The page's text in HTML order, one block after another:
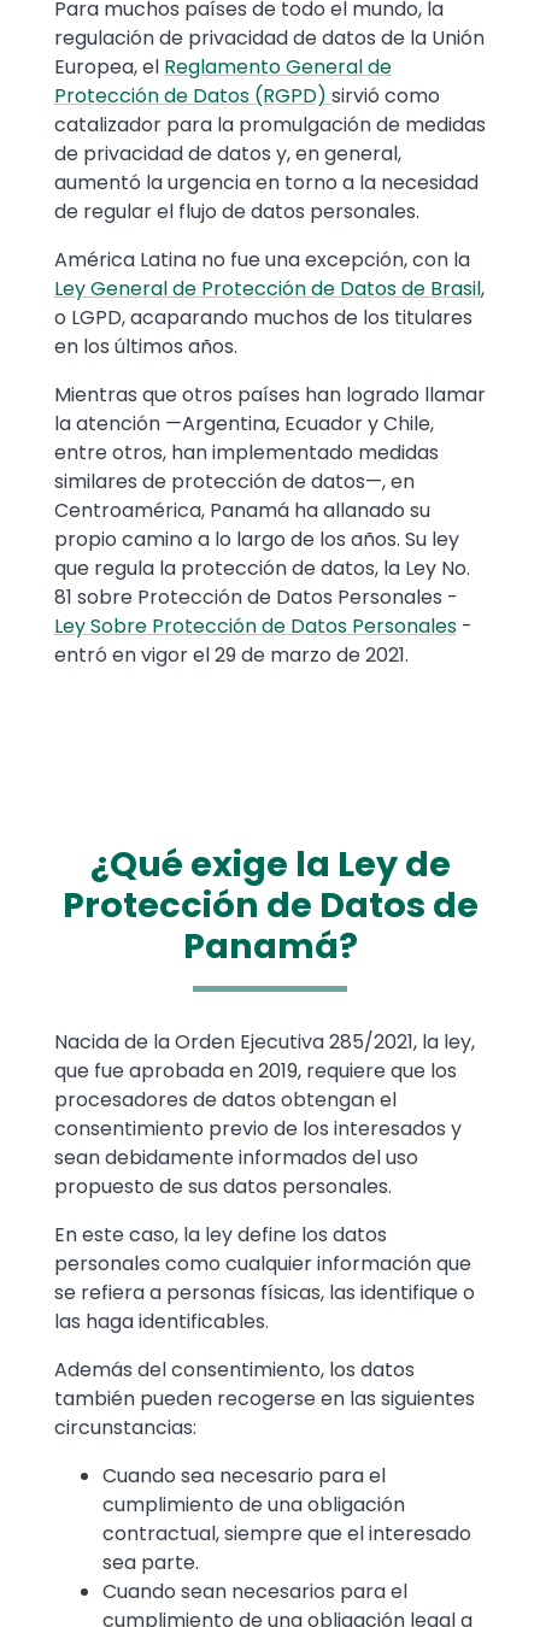
Text
Para muchos países de todo el mundo, la
regulación de privacidad de datos de la Unión
Europea, el Reglamento General de
Protección de Datos (RGPD) sirvió como
catalizador para la promulgación de medidas
de privacidad de datos y, en general,
aumentó la urgencia en torno a la necesidad
de regular el flujo de datos personales.
América Latina no fue una excepción, con la
Ley General de Protección de Datos de Brasil,
o LGPD, acaparando muchos de los titulares
en los últimos años.
Mientras que otros países han logrado llamar
la atención —Argentina, Ecuador y Chile,
entre otros, han implementado medidas
similares de protección de datos—, en
Centroamérica, Panamá ha allanado su
propio camino a lo largo de los años. Su ley
que regula la protección de datos, la Ley No.
81 sobre Protección de Datos Personales -
Ley Sobre Protección de Datos Personales -
entró en vigor el 29 de marzo de 2021.
¿Qué exige la Ley de
Protección de Datos de
Panamá?
Text
Nacida de la Orden Ejecutiva 285/2021, la ley,
que fue aprobada en 2019, requiere que los
procesadores de datos obtengan el
consentimiento previo de los interesados y
sean debidamente informados del uso
propuesto de sus datos personales.
En este caso, la ley define los datos
personales como cualquier información que
se refiera a personas físicas, las identifique o
las haga identificables.
Además del consentimiento, los datos
también pueden recogerse en las siguientes
circunstancias:
Cuando sea necesario para el
cumplimiento de una obligación
contractual, siempre que el interesado
sea parte.
Cuando sean necesarios para el
cumplimiento de una obligación legal a